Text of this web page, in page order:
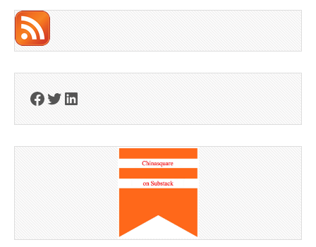
Facebook
Twitter
LinkedIn